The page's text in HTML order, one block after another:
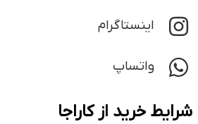
اینستاگرام
واتساپ
شرایط خرید از کاراجا